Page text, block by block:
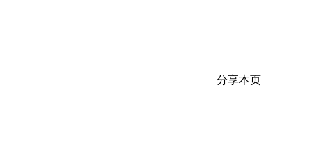
分享本页